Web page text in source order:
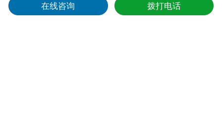
工业路由器有获取到ip，在线状态显示离线什么原因，如何解决? 08-03
在线咨询 拨打电话